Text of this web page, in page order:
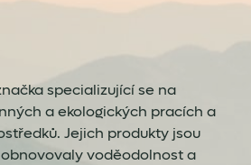
specializující se na
a ekologických pracích a
Jejich produkty jsou
voděodolnost a